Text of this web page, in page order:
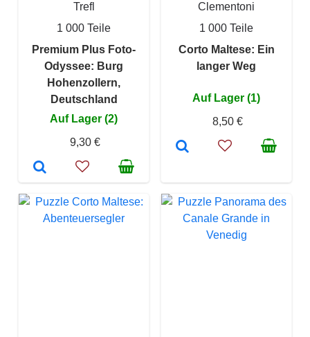
Trefl
1 000 Teile
Premium Plus Foto-
Odyssee: Burg
Hohenzollern,
Deutschland
Auf Lager (2)
9,30 €
Clementoni
1 000 Teile
Corto Maltese: Ein
langer Weg
Auf Lager (1)
8,50 €